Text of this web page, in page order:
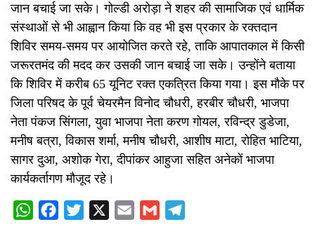
जान बचाई जा सके। गोल्डी अरोड़ा ने शहर की सामाजिक एवं धार्मिक
संस्थाओं से भी आह्वान किया कि वह भी इस प्रकार के रक्तदान
शिविर समय-समय पर आयोजित करते रहे, ताकि आपातकाल में किसी
जरूरतमंद की मदद कर उसकी जान बचाई जा सके। उन्होंने बताया
कि शिविर में करीब 65 यूनिट रक्त एकत्रित किया गया। इस मौके पर
जिला परिषद के पूर्व चेयरमैन विनोद चौधरी, हरबीर चौधरी, भाजपा
नेता पंकज सिंगला, युवा भाजपा नेता करण गोयल, रविन्द्र डुडेजा,
मनीष बत्रा, विकास शर्मा, मनीष चौधरी, आशीष माटा, रोहित भाटिया,
सागर दुआ, अशोक गेरा, दीपांकर आहुजा सहित अनेकों भाजपा
कार्यकर्तागण मौजूद रहे।
WhatsAppFacebook
Twitter Email Gmail